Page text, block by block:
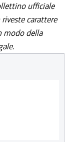
ufficiale
carattere
modo della